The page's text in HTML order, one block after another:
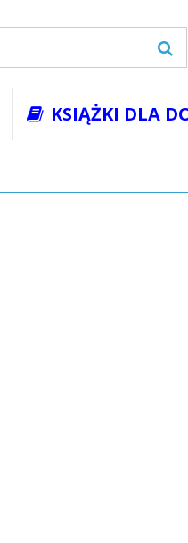
KSIĄŻKI DLA